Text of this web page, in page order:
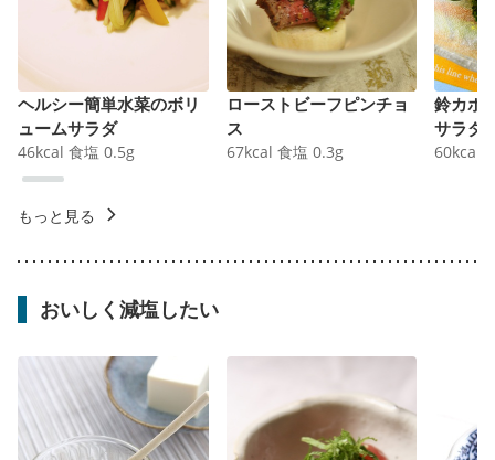
ヘルシー簡単水菜のボリ
ュームサラダ
46kcal 食塩 0.5g
ローストビーフピンチョ
ス
67kcal 食塩 0.3g
鈴カボ
サラダ
60kcal
もっと見る
おいしく減塩したい